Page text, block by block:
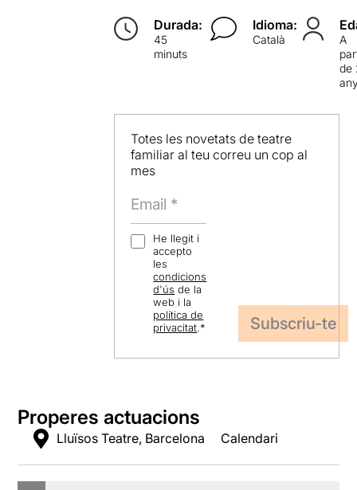
Durada:
45
minuts
Idioma:
Català
A
de
Totes les novetats de teatre
familiar al teu correu un cop al
mes
He llegit i
accepto
les
condicions
d'ús de la
web i la
política de
privacitat.*
Properes actuacions
Lluïsos Teatre, Barcelona Calendari